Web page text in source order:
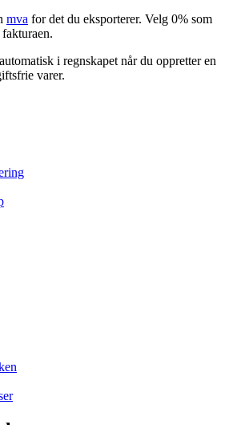
mva for det du eksporterer. Velg 0% som
i regnskapet når du oppretter en
varer.